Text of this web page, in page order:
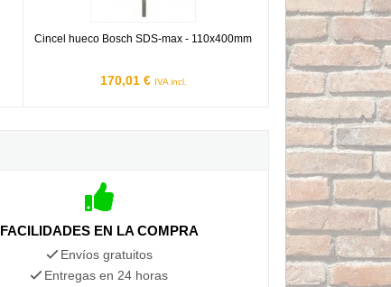
Cincel hueco Bosch SDS-max - 110x400mm
170,01 € IVA incl.
FACILIDADES EN LA COMPRA
Envíos gratuitos
Entregas en 24 horas